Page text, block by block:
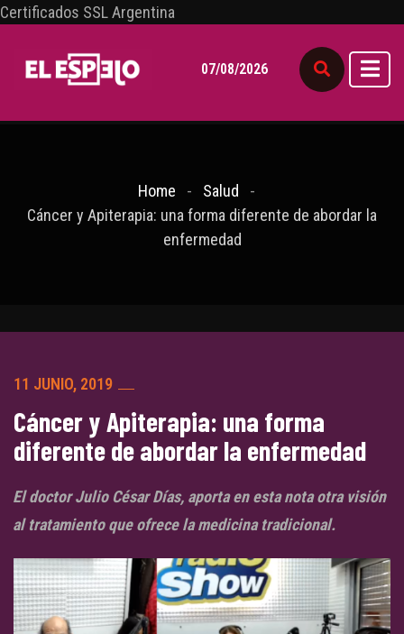
Certificados SSL Argentina
07/08/2026
Home
Salud
Cáncer y Apiterapia: una forma diferente de abordar la
enfermedad
11 JUNIO, 2019
Cáncer y Apiterapia: una forma
diferente de abordar la enfermedad
El doctor Julio César Días, aporta en esta nota otra visión
al tratamiento que ofrece la medicina tradicional.